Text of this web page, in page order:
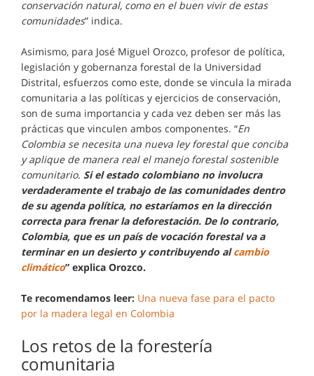
conservación natural, como en el buen vivir de estas
comunidades” indica.
Asimismo, para José Miguel Orozco, profesor de política,
legislación y gobernanza forestal de la Universidad
Distrital, esfuerzos como este, donde se vincula la mirada
comunitaria a las políticas y ejercicios de conservación,
son de suma importancia y cada vez deben ser más las
prácticas que vinculen ambos componentes. “En
Colombia se necesita una nueva ley forestal que conciba
y aplique de manera real el manejo forestal sostenible
comunitario. Si el estado colombiano no involucra
verdaderamente el trabajo de las comunidades dentro
de su agenda política, no estaríamos en la dirección
correcta para frenar la deforestación. De lo contrario,
Colombia, que es un país de vocación forestal va a
terminar en un desierto y contribuyendo alcambio
climático” explica Orozco.
Te recomendamos leer: Una nueva fase para el pacto
por la madera legal en Colombia
Los retos de la forestería
comunitaria